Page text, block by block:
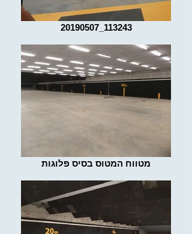
20190507_113243
מטווח המטוס בסיס פלוגות